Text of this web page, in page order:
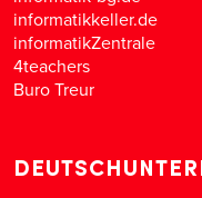
informatikkeller.de
informatikZentrale
4teachers
Buro Treur